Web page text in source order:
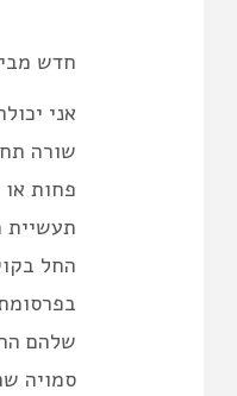
חדש
אני
שורה
פחות או
תעשיית
החל
שלהם
סמויה